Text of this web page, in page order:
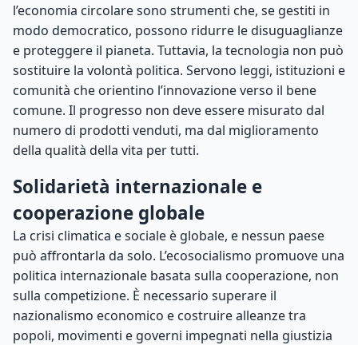
l’economia circolare sono strumenti che, se gestiti in
modo democratico, possono ridurre le disuguaglianze
e proteggere il pianeta. Tuttavia, la tecnologia non può
sostituire la volontà politica. Servono leggi, istituzioni e
comunità che orientino l’innovazione verso il bene
comune. Il progresso non deve essere misurato dal
numero di prodotti venduti, ma dal miglioramento
della qualità della vita per tutti.
Solidarietà internazionale e
cooperazione globale
La crisi climatica e sociale è globale, e nessun paese
può affrontarla da solo. L’ecosocialismo promuove una
politica internazionale basata sulla cooperazione, non
sulla competizione. È necessario superare il
nazionalismo economico e costruire alleanze tra
popoli, movimenti e governi impegnati nella giustizia